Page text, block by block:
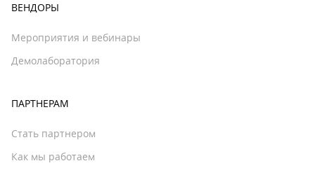
ВЕНДОРЫ
Мероприятия и вебинары
Демолаборатория
ПАРТНЕРАМ
Стать партнером
Как мы работаем